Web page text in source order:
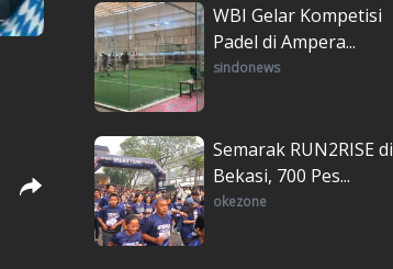
WBI Gelar Kompetisi
Padel di Ampera...
sindonews
Semarak RUN2RISE di
Bekasi, 700 Pes...
okezone